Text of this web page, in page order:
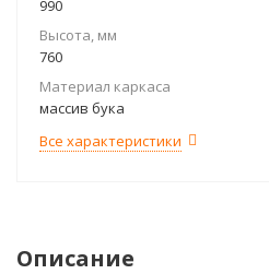
990
Высота, мм
760
Материал каркаса
массив бука
Все характеристики
Описание